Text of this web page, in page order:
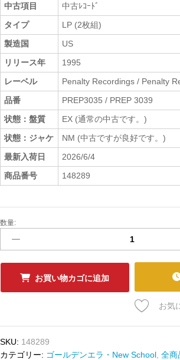
中古項目
中古ﾚｺｰﾄﾞ
タイプ
LP (2枚組)
製造国
US
リリース年
1995
レーベル
Penalty Recordings / Penalty
品番
PREP3035 / PREP 3039
状態：盤質
EX (通常の中古です。)
状態：ジャケ
NM (中古ですが良好です。)
最新入荷日
2026/6/4
商品番号
148289
中
ﾚ
ｺ
ﾄﾞ
-
THE
AWAKENING
数量:
お買い物カゴに追加
お気
SKU: 148289
カテゴリー: ゴールデンエラ・New School 全商